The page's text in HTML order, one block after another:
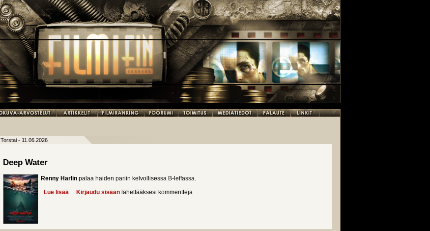
Torstai - 11.06.2026
Deep Water
Renny Harlin palaa haiden pariin kelvollisessa B-leffassa.
Lue lisää about Deep Water
Kirjaudu sisään lähettääksesi kommentteja